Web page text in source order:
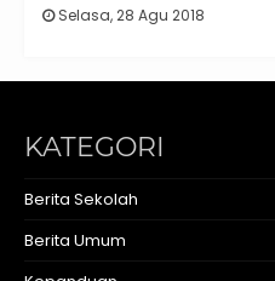
Selasa, 28 Agu 2018
KATEGORI
Berita Sekolah
Berita Umum